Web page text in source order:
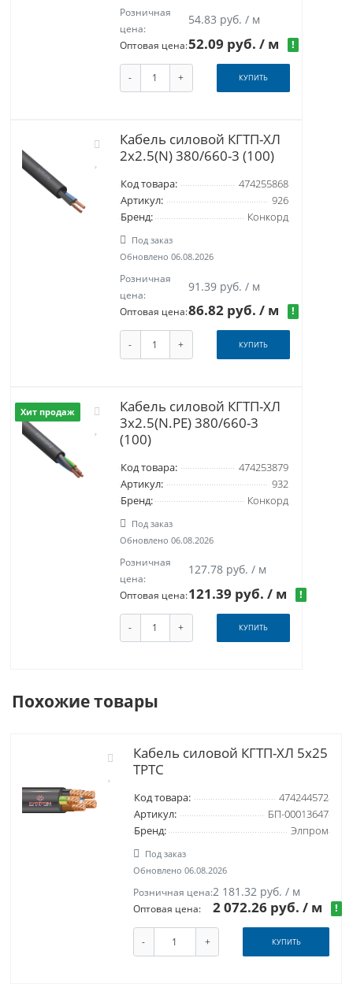
Розничная
цена:
54.83 руб. / м
Оптовая цена:52.09 руб./ м !
- + КУПИТЬ
Кабель силовой КГТП-ХЛ
2х2.5(N) 380/660-3 (100)
Код товара:
474255868
Артикул:
926
Бренд:
Конкорд
Под заказ
Обновлено 06.08.2026
Розничная
цена:
91.39 руб. / м
Оптовая цена:86.82 руб./ м !
- + КУПИТЬ
Хит продаж
Кабель силовой КГТП-ХЛ
3х2.5(N.PE) 380/660-3
(100)
Код товара:
474253879
Артикул:
932
Бренд:
Конкорд
Под заказ
Обновлено 06.08.2026
Розничная
цена:
127.78 руб. / м
Оптовая цена:121.39 руб./ м !
- + КУПИТЬ
Похожие товары
Кабель силовой КГТП-ХЛ 5х25
ТРТС
Код товара:
474244572
Артикул:
БП-00013647
Бренд:
Элпром
Под заказ
Обновлено 06.08.2026
Розничная цена:2 181.32 руб. / м
Оптовая цена: 2 072.26 руб./ м !
- + КУПИТЬ